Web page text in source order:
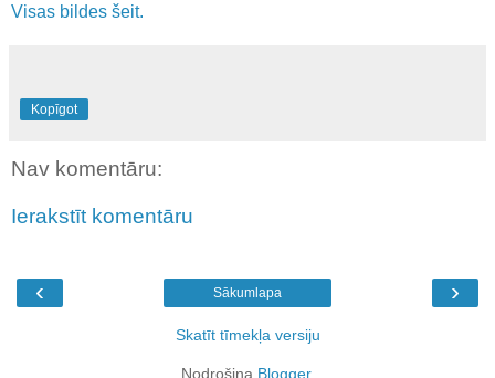
Visas bildes šeit.
Kopīgot
Nav komentāru:
Ierakstīt komentāru
‹ ›
Sākumlapa
Skatīt tīmekļa versiju
Nodrošina Blogger.